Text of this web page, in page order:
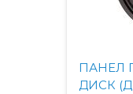
ПАНЕЛ
ДИСК